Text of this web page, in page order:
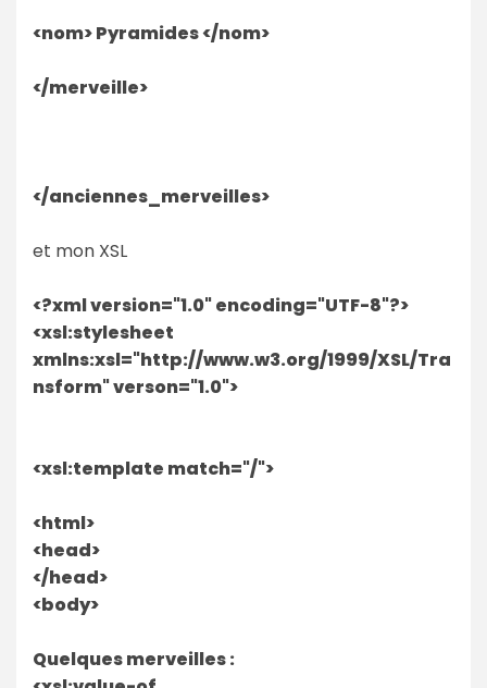
<nom> Pyramides </nom>
</merveille>
</anciennes_merveilles>
et mon XSL
<?xml version="1.0" encoding="UTF-8"?>
<xsl:stylesheet
xmlns:xsl="http://www.w3.org/1999/XSL/Tra
nsform" verson="1.0">
<xsl:template match="/">
<html>
<head>
</head>
<body>
Quelques merveilles :